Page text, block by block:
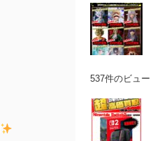
537件のビュー